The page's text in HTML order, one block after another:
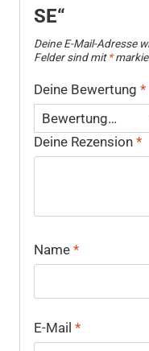
SE“
Deine E-Mail-Adresse
Felder sind mit*
Deine Bewertung *
Deine Rezension *
Name *
E-Mail *